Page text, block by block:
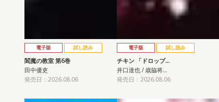
電子版 試し読み
閻魔の教室 第6巻
田中優吏
発売日：2026.08.06
電子版 試し読み
チキン 「ドロップ…
井口達也 / 歳脇将…
発売日：2026.08.06